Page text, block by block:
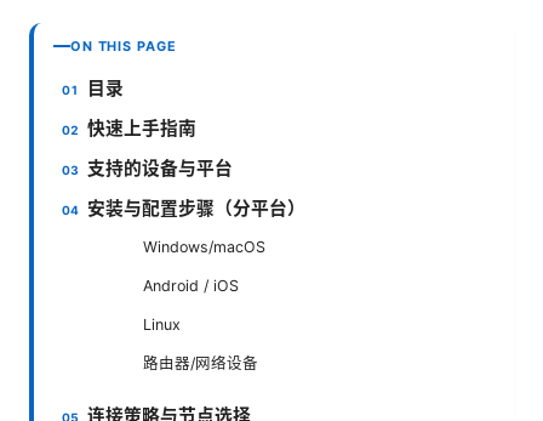
ON THIS PAGE
目录
快速上手指南
支持的设备与平台
安装与配置步骤（分平台）
Windows/macOS
Android / iOS
Linux
路由器/网络设备
连接策略与节点选择